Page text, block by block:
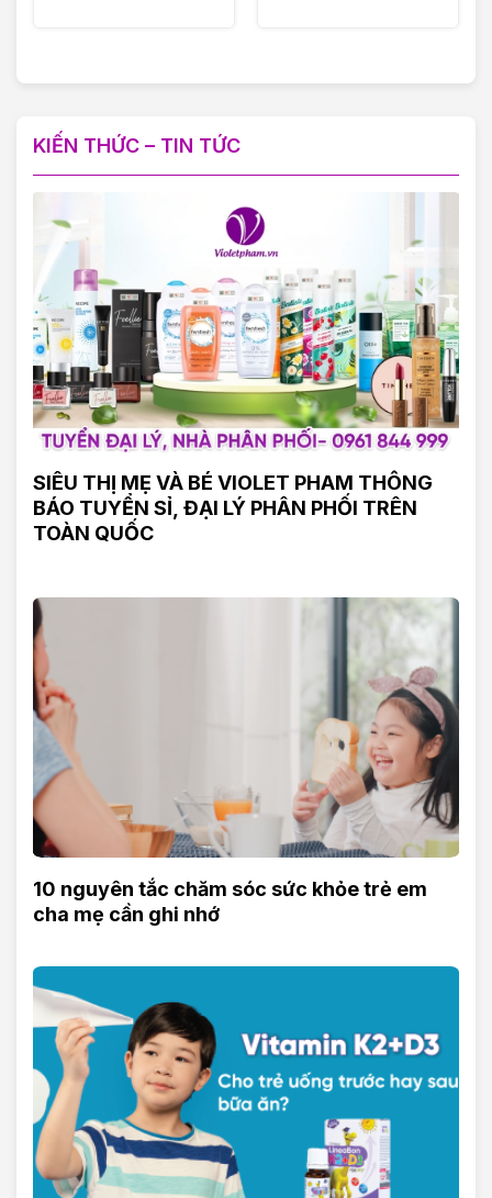
KIẾN THỨC – TIN TỨC
SIÊU THỊ MẸ VÀ BÉ VIOLET PHAM THÔNG
BÁO TUYỂN SỈ, ĐẠI LÝ PHÂN PHỐI TRÊN
TOÀN QUỐC
10 nguyên tắc chăm sóc sức khỏe trẻ em
cha mẹ cần ghi nhớ